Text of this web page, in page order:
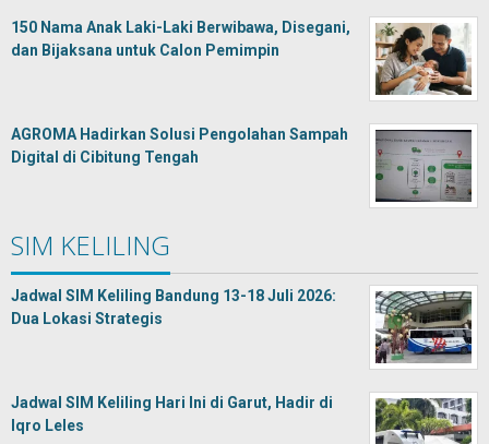
150 Nama Anak Laki-Laki Berwibawa, Disegani,
dan Bijaksana untuk Calon Pemimpin
AGROMA Hadirkan Solusi Pengolahan Sampah
Digital di Cibitung Tengah
SIM KELILING
Jadwal SIM Keliling Bandung 13-18 Juli 2026:
Dua Lokasi Strategis
Jadwal SIM Keliling Hari Ini di Garut, Hadir di
Iqro Leles